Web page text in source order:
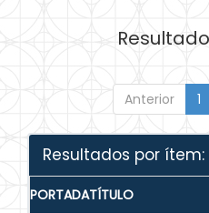
Anterior 1
Resultados por ítem:
PORTADATÍTULO